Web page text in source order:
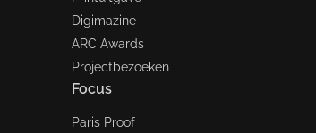
Digimazine
ARC Awards
Projectbezoeken
Focus
Paris Proof